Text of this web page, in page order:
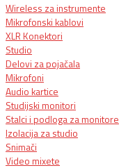
Wireless za instrumente
Mikrofonski kablovi
XLR Konektori
Studio
Delovi za pojačala
Mikrofoni
Audio kartice
Studijski monitori
Stalci i podloga za monitore
Izolacija za studio
Snimači
Video mixete